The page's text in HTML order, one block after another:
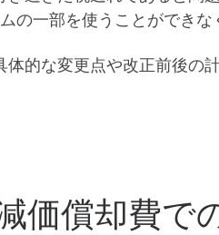
の一部を使うことができな
体的な変更点や改正前後の
価償却費で